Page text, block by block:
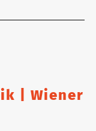
| Wiener